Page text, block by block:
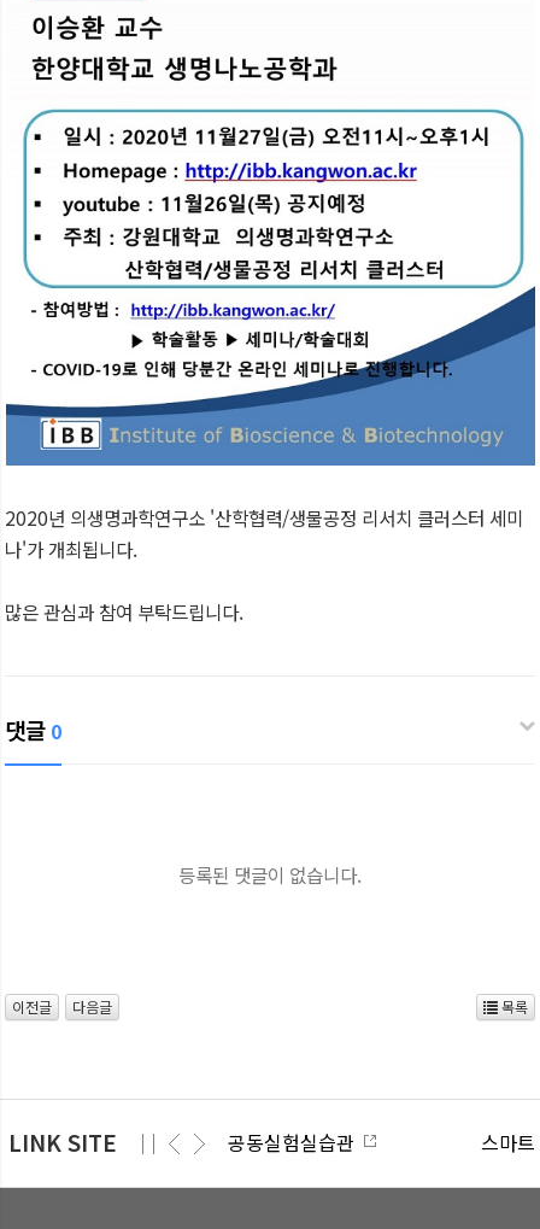
2020년 의생명과학연구소 '산학협력/생물공정 리서치 클러스터 세미
나'가 개최됩니다.
많은 관심과 참여 부탁드립니다.
댓글 0
등록된 댓글이 없습니다.
이전글 다음글 목록
LINK SITE 공동실험실습관 스마